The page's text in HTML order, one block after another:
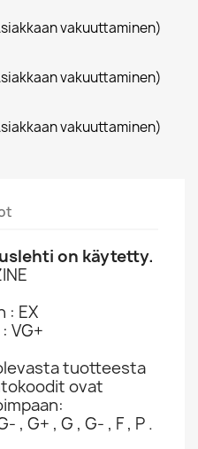
vakuuttaminen)
vakuuttaminen)
vakuuttaminen)
on käytetty.
: EX
VG+
tuotteesta
ovat
, G+ , G , G- , F , P .